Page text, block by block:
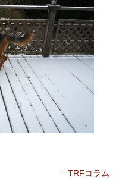
—TRFコラム